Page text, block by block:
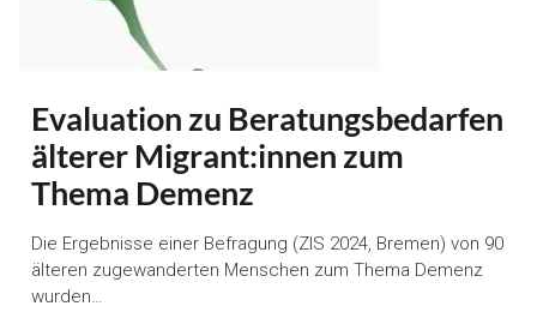
Evaluation zu Beratungsbedarfen
älterer Migrant:innen zum
Thema Demenz
Die Ergebnisse einer Befragung (ZIS 2024, Bremen) von 90
älteren zugewanderten Menschen zum Thema Demenz
wurden…